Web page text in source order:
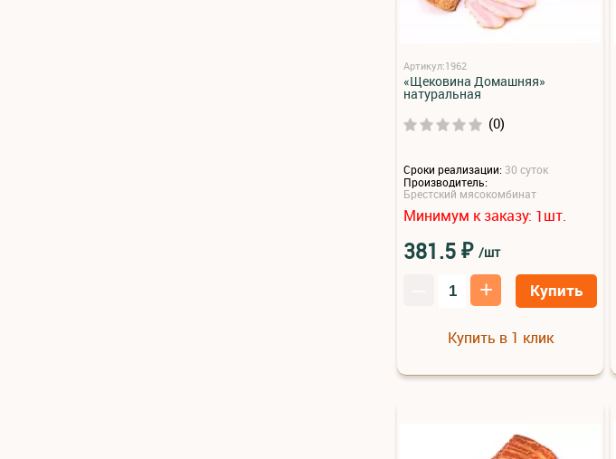
Артикул:1962
«Щековина Домашняя»
натуральная
(0)
Сроки реализации: 30 суток
Производитель:
Брестский мясокомбинат
Минимум к заказу: 1шт.
381.5₽ /шт
+ Купить
Купить в 1 клик